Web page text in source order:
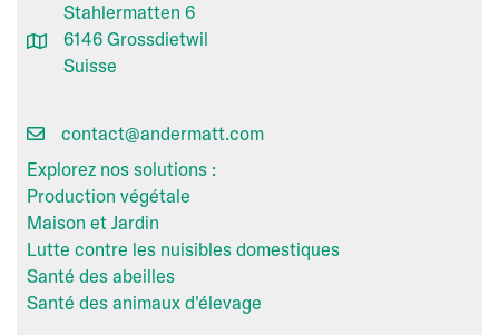
Stahlermatten 6
6146 Grossdietwil
Suisse
contact@andermatt.com
Explorez nos solutions :
Production végétale
Maison et Jardin
Lutte contre les nuisibles domestiques
Santé des abeilles
Santé des animaux d'élevage